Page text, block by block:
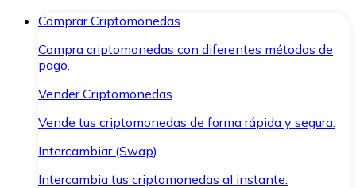
Comprar Criptomonedas
Compra criptomonedas con diferentes métodos de
pago.
Vender Criptomonedas
Vende tus criptomonedas de forma rápida y segura.
Intercambiar (Swap)
Intercambia tus criptomonedas al instante.